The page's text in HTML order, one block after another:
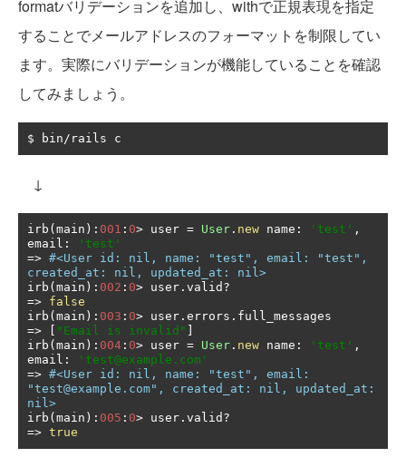
formatバリデーションを追加し、withで正規表現を指定
することでメールアドレスのフォーマットを制限してい
ます。実際にバリデーションが機能していることを確認
してみましょう。
$ bin / rails c
↓
irb (main ): 001 : 0> user = User . new name : 'test' ,
email :
'test'
=> #<User id: nil, name: "test", email: "test",
created_at: nil, updated_at: nil>
irb (main ): 002 : 0> user . valid ?
=> false
irb (main ): 003 : 0> user . errors .
=>
[ "Email is invalid" ]
irb (main ): 004 : 0> user = User . new name : 'test' ,
email :
'test@example.com'
=> #<User id: nil, name: "test", email:
"test@example.com", created_at: nil, updated_at:
nil>
irb (main ): 005 : 0> user . valid ?
=> true